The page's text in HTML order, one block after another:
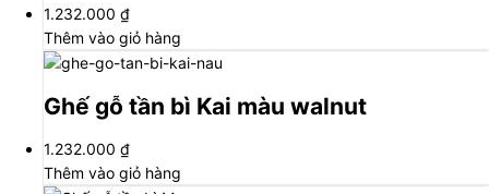
1.232.000 ₫
Thêm vào giỏ hàng
Ghế gỗ tần bì Kai màu walnut
1.232.000 ₫
Thêm vào giỏ hàng